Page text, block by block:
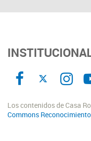
Los contenidos de Casa
Commons